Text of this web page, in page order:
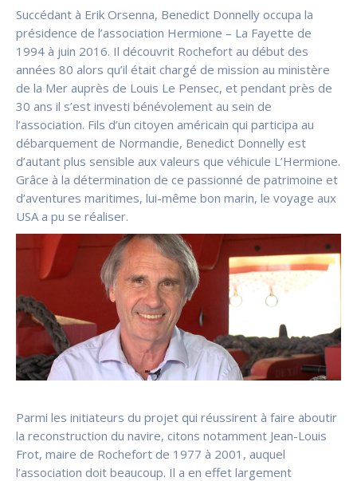
Succédant à Erik Orsenna, Benedict Donnelly occupa la
présidence de l’association Hermione – La Fayette de
1994 à juin 2016. Il découvrit Rochefort au début des
années 80 alors qu’il était chargé de mission au ministère
de la Mer auprès de Louis Le Pensec, et pendant près de
30 ans il s’est investi bénévolement au sein de
l’association. Fils d’un citoyen américain qui participa au
débarquement de Normandie, Benedict Donnelly est
d’autant plus sensible aux valeurs que véhicule L’Hermione.
Grâce à la détermination de ce passionné de patrimoine et
d’aventures maritimes, lui-même bon marin, le voyage aux
USA a pu se réaliser.
Parmi les initiateurs du projet qui réussirent à faire aboutir
la reconstruction du navire, citons notamment Jean-Louis
Frot, maire de Rochefort de 1977 à 2001, auquel
l’association doit beaucoup. Il a en effet largement